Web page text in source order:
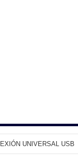
UNIVERSAL USB